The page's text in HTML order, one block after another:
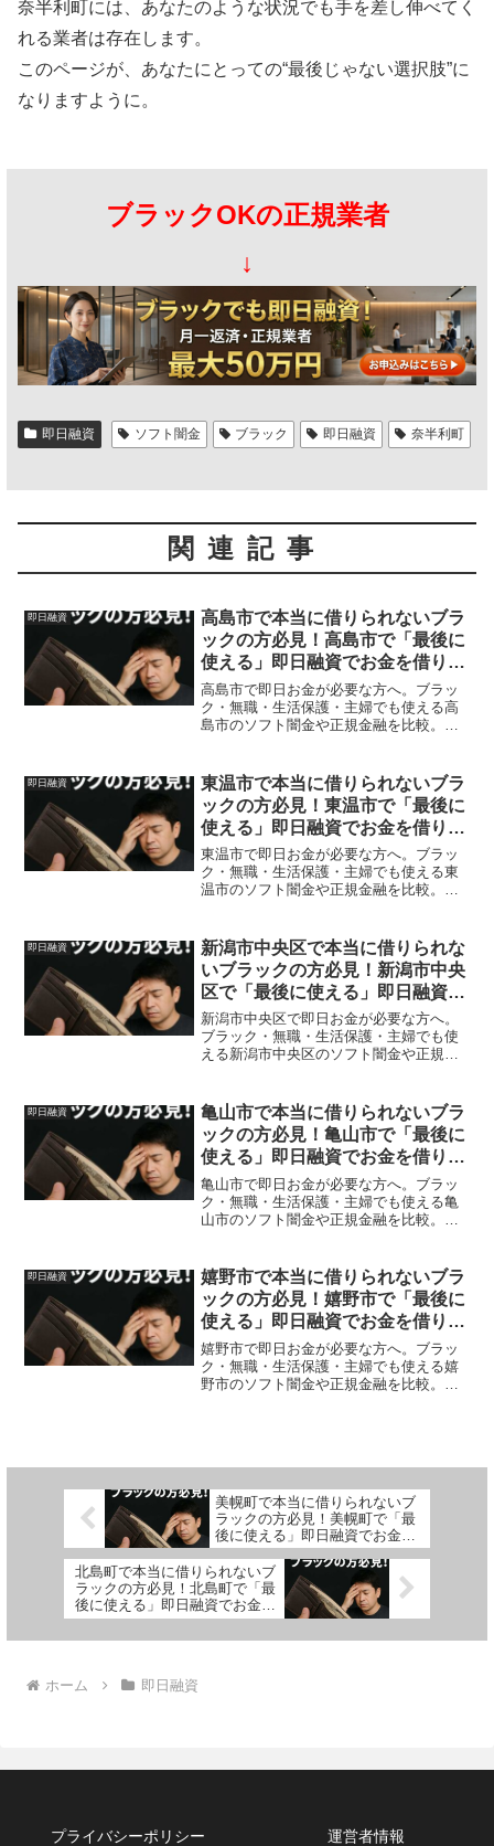
奈半利町には、あなたのような状況でも手を差し伸べてく
れる業者は存在します。
このページが、あなたにとっての“最後じゃない選択肢”に
なりますように。
ブラックOKの正規業者
↓
即日融資 ソフト闇金 ブラック 即日融資 奈半利町
関連記事
即日融資
高島市で本当に借りられないブラ
ックの方必見！高島市で「最後に
使える」即日融資でお金を借りる
方法を紹介！
高島市で即日お金が必要な方へ。ブラッ
ク・無職・生活保護・主婦でも使える高
島市のソフト闇金や正規金融を比較。安
即日融資
東温市で本当に借りられないブラ
ックの方必見！東温市で「最後に
使える」即日融資でお金を借りる
方法を紹介！
東温市で即日お金が必要な方へ。ブラッ
ク・無職・生活保護・主婦でも使える東
温市のソフト闇金や正規金融を比較。安
即日融資
新潟市中央区で本当に借りられな
いブラックの方必見！新潟市中央
区で「最後に使える」即日融資で
お金を借りる方法を紹介！
新潟市中央区で即日お金が必要な方へ。
ブラック・無職・生活保護・主婦でも使
える新潟市中央区のソフト闇金や正規金
即日融資
亀山市で本当に借りられないブラ
ックの方必見！亀山市で「最後に
使える」即日融資でお金を借りる
方法を紹介！
亀山市で即日お金が必要な方へ。ブラッ
ク・無職・生活保護・主婦でも使える亀
山市のソフト闇金や正規金融を比較。安
即日融資
嬉野市で本当に借りられないブラ
ックの方必見！嬉野市で「最後に
使える」即日融資でお金を借りる
方法を紹介！
嬉野市で即日お金が必要な方へ。ブラッ
ク・無職・生活保護・主婦でも使える嬉
野市のソフト闇金や正規金融を比較。安
美幌町で本当に借りられないブ
ラックの方必見！美幌町で「最
後に使える」即日融資でお金を
借りる方法を紹介！
北島町で本当に借りられないブ
ラックの方必見！北島町で「最
後に使える」即日融資でお金を
借りる方法を紹介！
ホーム 即日融資
プライバシーポリシー 運営者情報